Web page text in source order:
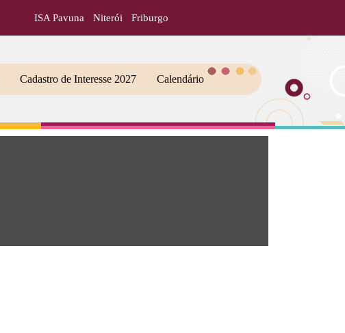
ISA Pavuna Niterói Friburgo
Cadastro de Interesse 2027 Calendário